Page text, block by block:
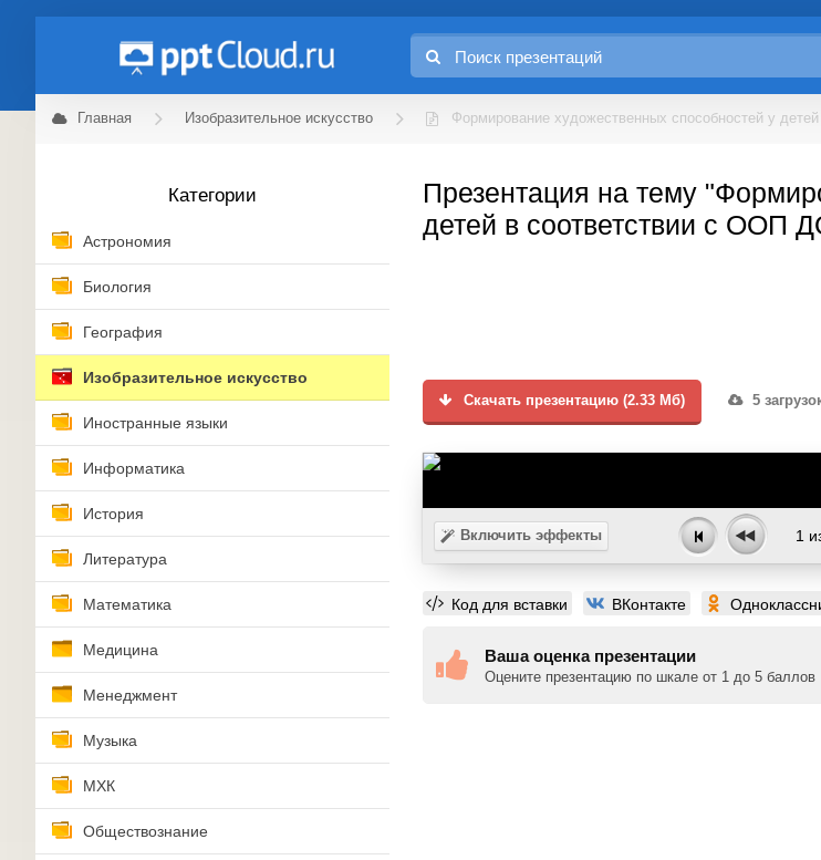
Главная Изобразительное искусство Формирование художественных способностей у
Категории
Астрономия
Биология
География
Изобразительное искусство
Иностранные языки
Информатика
История
Литература
Математика
Медицина
Менеджмент
Музыка
МХК
Обществознание
Презентация на тему
детей в соответствии с ООП
Скачать презентацию (2.33 Мб) 5
Включить эффекты 1
Код для вставки ВКонтакте
Ваша оценка презентации
Оцените презентацию по шкале от 1 до 5 баллов